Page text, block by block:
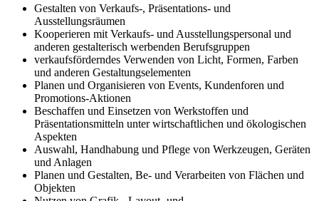
Gestalten von Verkaufs-, Präsentations- und
Ausstellungsräumen
Kooperieren mit Verkaufs- und Ausstellungspersonal und
anderen gestalterisch werbenden Berufsgruppen
verkaufsförderndes Verwenden von Licht, Formen, Farben
und anderen Gestaltungselementen
Planen und Organisieren von Events, Kundenforen und
Promotions-Aktionen
Beschaffen und Einsetzen von Werkstoffen und
Präsentationsmitteln unter wirtschaftlichen und ökologischen
Aspekten
Auswahl, Handhabung und Pflege von Werkzeugen, Geräten
und Anlagen
Planen und Gestalten, Be- und Verarbeiten von Flächen und
Objekten